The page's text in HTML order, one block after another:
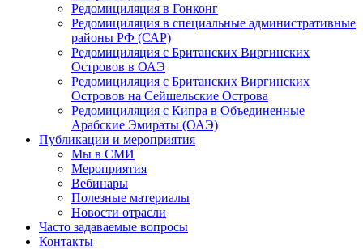
Редомициляция в Гонконг
Редомициляция в специальные административные
районы РФ (САР)
Редомициляция с Британских Виргинских
Островов в ОАЭ
Редомициляция с Британских Виргинских
Островов на Сейшельские Острова
Редомициляция с Кипра в Объединенные
Арабские Эмираты (ОАЭ)
Публикации и мероприятия
Мы в СМИ
Мероприятия
Вебинары
Полезные материалы
Новости отрасли
Часто задаваемые вопросы
Контакты